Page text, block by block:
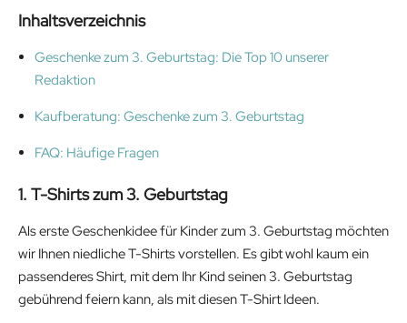
Inhaltsverzeichnis
Geschenke zum 3. Geburtstag: Die Top 10 unserer
Redaktion
Kaufberatung: Geschenke zum 3. Geburtstag
FAQ: Häufige Fragen
1. T-Shirts zum 3. Geburtstag
Als erste Geschenkidee für Kinder zum 3. Geburtstag möchten
wir Ihnen niedliche T-Shirts vorstellen. Es gibt wohl kaum ein
passenderes Shirt, mit dem Ihr Kind seinen 3. Geburtstag
gebührend feiern kann, als mit diesen T-Shirt Ideen.